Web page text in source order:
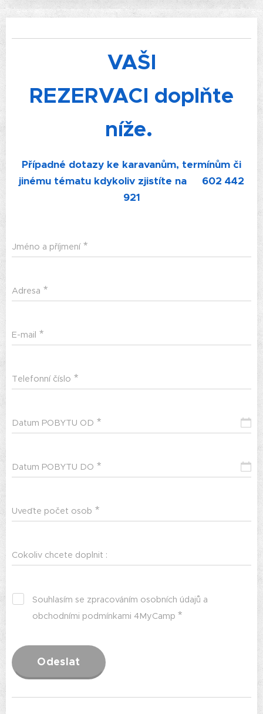
VAŠI
REZERVACI doplňte
níže.
Případné dotazy ke karavanům, termínům či
jinému tématu kdykoliv zjistíte na
📞602 442
921
Jméno a příjmení
Adresa
E-mail
Telefonní číslo
Datum POBYTU OD
Datum POBYTU DO
Uveďte počet osob
Cokoliv chcete doplnit :
Souhlasím se zpracováním osobních údajů a
obchodními podmínkami 4MyCamp
Odeslat